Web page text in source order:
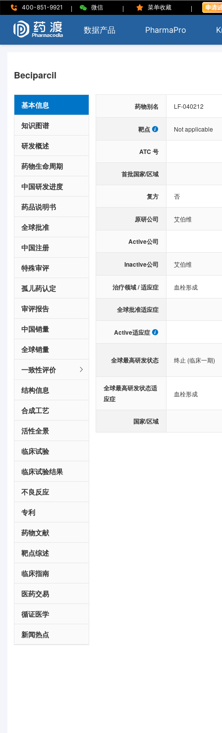
400-851-9921 | 微信 | 菜单收藏 |
数据产品 PharmaPro
Beciparcil
基本信息
知识图谱
研发概述
药物生命周期
中国研发进度
药品说明书
全球批准
中国注册
特殊审评
孤儿药认定
审评报告
中国销量
全球销量
一致性评价
结构信息
合成工艺
活性全景
临床试验
临床试验结果
不良反应
专利
药物文献
靶点综述
临床指南
医药交易
循证医学
新闻热点
药物别名 LF-040212
靶点 Not applicable
ATC 号
首批国家/区域
复方 否
原研公司 艾伯维
Active公司
Inactive公司 艾伯维
治疗领域 / 适应症 血栓形成
全球批准适应症
Active适应症
全球最高研发状态 终止 (临床一期)
全球最高研发状态适
应症
血栓形成
国家/区域